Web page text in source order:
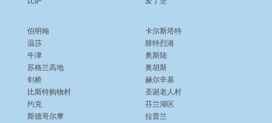
伯明翰
温莎
牛津
苏格兰高地
剑桥
比斯特购物村
约克
斯德哥尔摩
卡尔斯塔特
腓特烈港
奥斯陆
奥胡斯
赫尔辛基
圣诞老人村
芬兰湖区
拉普兰